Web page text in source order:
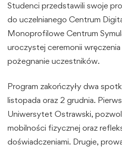
Studenci przedstawili swoje
do uczelnianego Centrum
Monoprofilowe Centrum
uroczystej ceremonii
pożegnanie uczestników.
Program zakończyły dwa
listopada oraz 2 grudnia.
Uniwersytet Ostrawski,
mobilności fizycznej oraz
doświadczeniami. Drugie,